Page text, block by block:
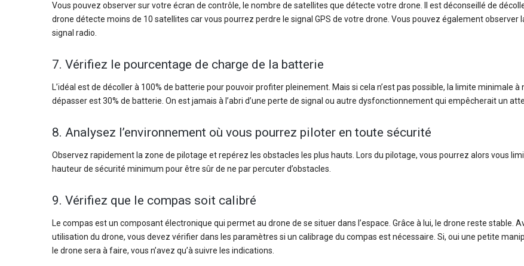
Vous pouvez observer sur votre écran de contrôle, le nombre de satellites que détecte votre drone. Il est déconseillé de
drone détecte moins de 10 satellites car vous pourrez perdre le signal GPS de votre drone. Vous pouvez également observer
signal radio.
7. Vérifiez le pourcentage de charge de la batterie
L’idéal est de décoller à 100% de batterie pour pouvoir profiter pleinement. Mais si cela n’est pas possible, la limite minimale à
dépasser est 30% de batterie. On est jamais à l’abri d’une perte de signal ou autre dysfonctionnement qui empêcherait un
8. Analysez l’environnement où vous pourrez piloter en toute sécurité
Observez rapidement la zone de pilotage et repérez les obstacles les plus hauts. Lors du pilotage, vous pourrez alors vous
hauteur de sécurité minimum pour être sûr de ne par percuter d’obstacles.
9. Vérifiez que le compas soit calibré
Le compas est un composant électronique qui permet au drone de se situer dans l’espace. Grâce à lui, le drone reste stable.
utilisation du drone, vous devez vérifier dans les paramètres si un calibrage du compas est nécessaire. Si, oui une petite
le drone sera à faire, vous n’avez qu’à suivre les indications.